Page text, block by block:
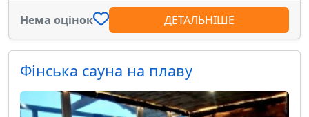
Нема оцінок ДЕТАЛЬНІШЕ
Фінська сауна на плаву